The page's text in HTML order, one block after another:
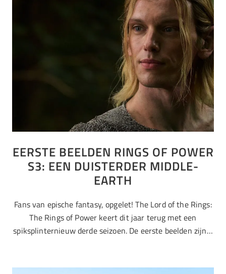
EERSTE BEELDEN RINGS OF POWER
S3: EEN DUISTERDER MIDDLE-
EARTH
Fans van epische fantasy, opgelet! The Lord of the Rings:
The Rings of Power keert dit jaar terug met een
spiksplinternieuw derde seizoen. De eerste beelden zijn…